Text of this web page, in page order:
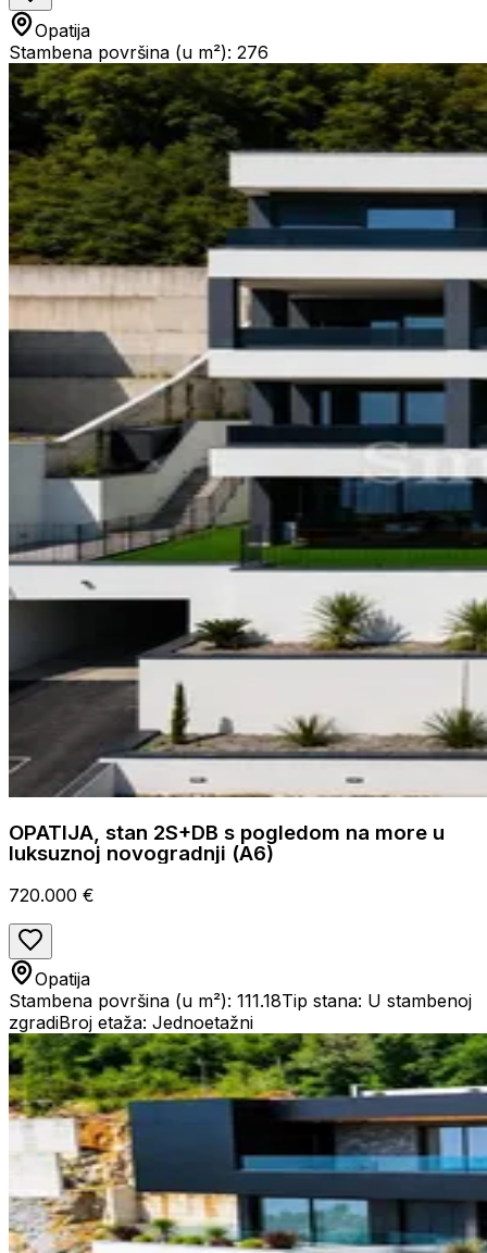
Opatija
Stambena površina (u m²): 276
OPATIJA, stan 2S+DB s pogledom na more u
luksuznoj novogradnji (A6)
720.000 €
Opatija
Stambena površina (u m²): 111.18Tip stana: U stambenoj
zgradiBroj etaža: Jednoetažni